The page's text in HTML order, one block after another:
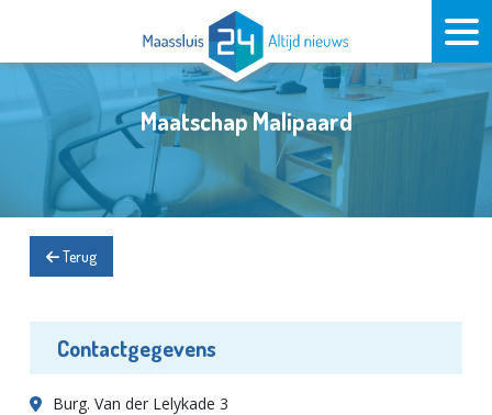
Maatschap Malipaard
Terug
Contactgegevens
Burg. Van der Lelykade 3